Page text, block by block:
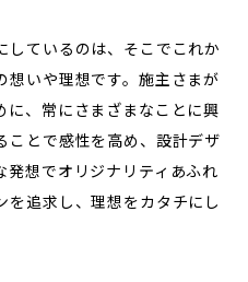
しているのは、そこでこれか
想いや理想です。施主さまが
に、常にさまざまなことに興
ことで感性を高め、設計デザ
発想でオリジナリティあふれ
を追求し、理想をカタチにし